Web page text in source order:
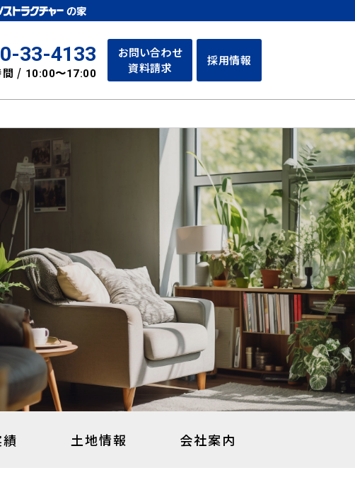
33-4133
間 / 10:00〜17:00
お問い合わせ
資料請求
採用情報
土地情報 会社案内